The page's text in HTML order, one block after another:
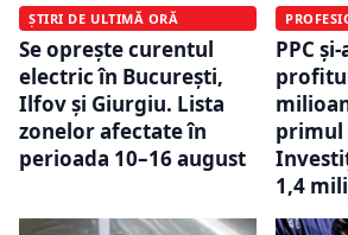
ȘTIRI DE ULTIMĂ ORĂ
Se oprește curentul
electric în București,
Ilfov și Giurgiu. Lista
zonelor afectate în
perioada 10–16 august
PPC
primul
1,4